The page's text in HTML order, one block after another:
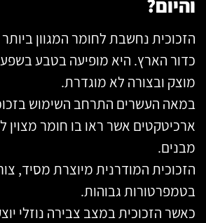
הזכוכית נחשבת לחומר המגוון
כדור הארץ. היא מופיעה בטבע
מוצק ובצורה לא מוגדרת.
במאה העשרים התרחב השימוש
ארכיטקטים אשר ראו בו חומר
מבנים.
הזכוכית המודרנית מיוצרת מסיד,
בטמפרטורות גבוהות.
כאשר הזכוכית במצב צבירה נוזלי